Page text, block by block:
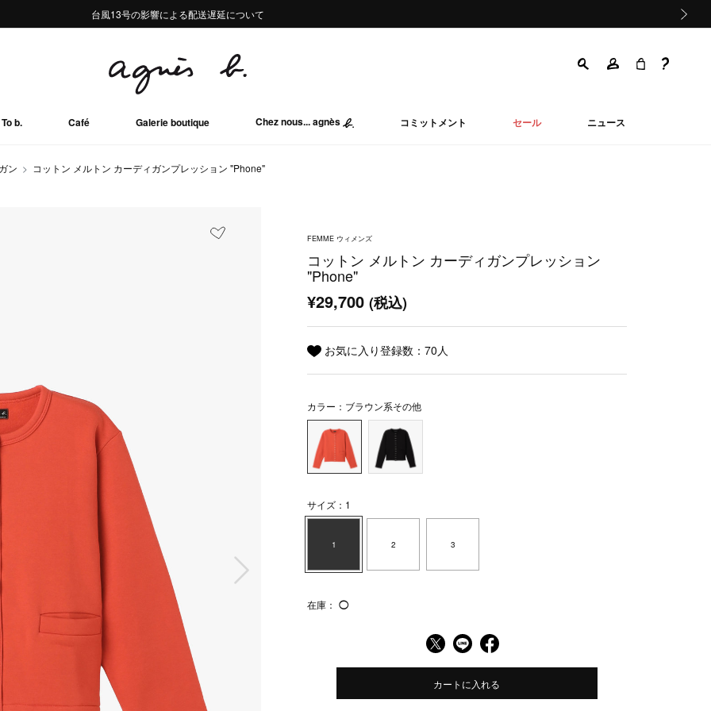
熊本地域地震の影響による配送遅延について
Summer Sale 2buy10%OFF!!
台風13号の影響による配送遅延について
熊本地域地震の影響による配送遅延について
Summer Sale 2buy10%OFF!!
To b. Café Galerie boutique Chez nous... agnès コミットメント セール ニュース
ン コットン メルトン カーディガンプレッション "Phone"
FEMME ウィメンズ
コットン メルトン カーディガンプレッション
"Phone"
¥29,700(税込)
お気に入り登録数：70人
カラー：ブラウン系その他
サイズ：1
1 2 3
在庫： ◯
カートに入れる